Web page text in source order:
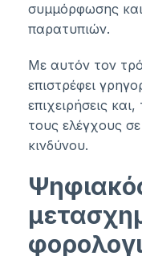
συμμόρφωσης και
παρατυπιών.
Με αυτόν τον
επιστρέφει
επιχειρήσεις
τους ελέγχους
κινδύνου.